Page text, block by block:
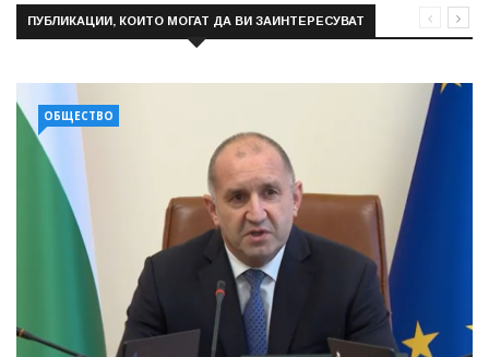
ПУБЛИКАЦИИ, КОИТО МОГАТ ДА ВИ ЗАИНТЕРЕСУВАТ
ОБЩЕСТВО